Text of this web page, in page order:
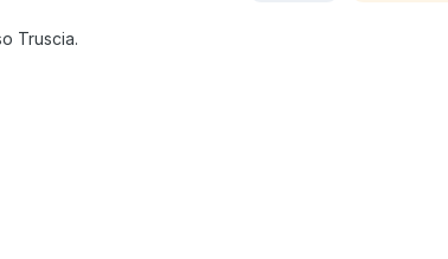
Truscia.